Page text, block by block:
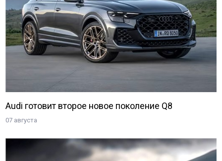
Audi готовит второе новое поколение Q8
07 августа